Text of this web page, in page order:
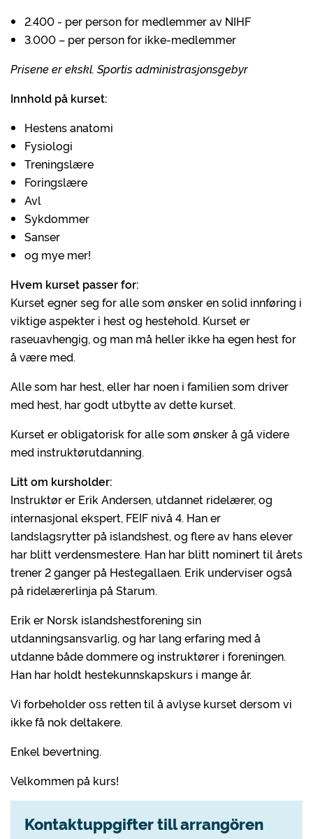
2.400 - per person for medlemmer av NIHF
3.000 – per person for ikke-medlemmer
Prisene er ekskl. Sportis administrasjonsgebyr
Innhold på kurset:
Hestens anatomi
Fysiologi
Treningslære
Foringslære
Avl
Sykdommer
Sanser
og mye mer!
Hvem kurset passer for:
Kurset egner seg for alle som ønsker en solid innføring i
viktige aspekter i hest og hestehold. Kurset er
raseuavhengig, og man må heller ikke ha egen hest for
å være med.
Alle som har hest, eller har noen i familien som driver
med hest, har godt utbytte av dette kurset.
Kurset er obligatorisk for alle som ønsker å gå videre
med instruktørutdanning.
Litt om kursholder:
Instruktør er Erik Andersen, utdannet ridelærer, og
internasjonal ekspert, FEIF nivå 4. Han er
landslagsrytter på islandshest, og flere av hans elever
har blitt verdensmestere. Han har blitt nominert til årets
trener 2 ganger på Hestegallaen. Erik underviser også
på ridelærerlinja på Starum.
Erik er Norsk islandshestforening sin
utdanningsansvarlig, og har lang erfaring med å
utdanne både dommere og instruktører i foreningen.
Han har holdt hestekunnskapskurs i mange år.
Vi forbeholder oss retten til å avlyse kurset dersom vi
ikke få nok deltakere.
Enkel bevertning.
Velkommen på kurs!
Kontaktuppgifter till arrangören